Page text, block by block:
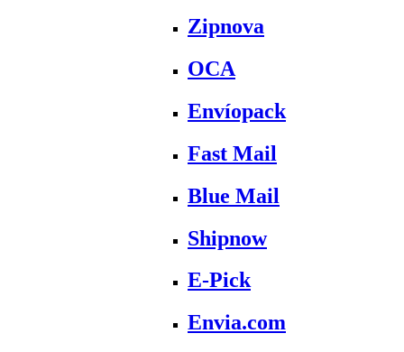
Zipnova
OCA
Envíopack
Fast Mail
Blue Mail
Shipnow
E-Pick
Envia.com